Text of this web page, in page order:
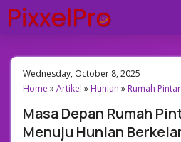
Wednesday, October 8, 2025
Home »Artikel » Hunian » Rumah Pintar
Masa Depan Rumah
Menuju Hunian